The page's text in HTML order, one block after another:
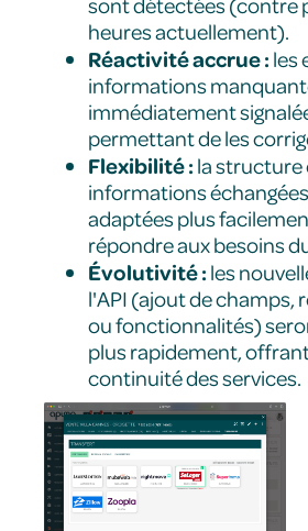
heures actuellement).
Réactivité accrue : les
informations
immédiatement
permettant de les
Flexibilité : la structure
informations
adaptées plus
répondre aux besoins
Évolutivité : les
l'API (ajout de champs,
ou fonctionnalités)
plus rapidement,
continuité des services.